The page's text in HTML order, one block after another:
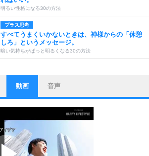
明るい性格になる30の方法
プラス思考
すべてうまくいかないときは、神様からの「休憩
しろ」というメッセージ。
暗い気持ちがぱっと明るくなる30の方法
ストレス対策
他人と比べない。
いっそのこと、他人を見ない。
いらいらしない人になる30の方法
プラス思考
ポジティブになれない原因は、行動しないから。
ポジティブ思考になる30の方法
動画 音声